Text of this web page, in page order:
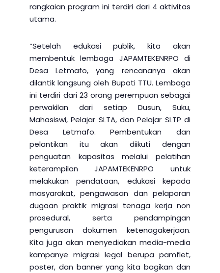
rangkaian program ini terdiri dari 4 aktivitas
utama.
“Setelah edukasi publik, kita akan
membentuk lembaga JAPAMTEKENRPO di
Desa Letmafo, yang rencananya akan
dilantik langsung oleh Bupati TTU. Lembaga
ini terdiri dari 23 orang perempuan sebagai
perwakilan dari setiap Dusun, Suku,
Mahasiswi, Pelajar SLTA, dan Pelajar SLTP di
Desa Letmafo. Pembentukan dan
pelantikan itu akan diikuti dengan
penguatan kapasitas melalui pelatihan
keterampilan JAPAMTEKENRPO untuk
melakukan pendataan, edukasi kepada
masyarakat, pengawasan dan pelaporan
dugaan praktik migrasi tenaga kerja non
prosedural, serta pendampingan
pengurusan dokumen ketenagakerjaan.
Kita juga akan menyediakan media-media
kampanye migrasi legal berupa pamflet,
poster, dan banner yang kita bagikan dan